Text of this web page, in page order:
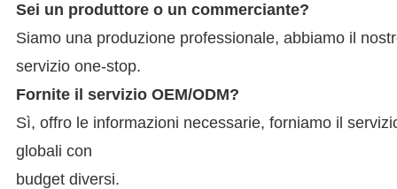
Sei un produttore o un commerciante?
Siamo una produzione professionale, abbiamo il
servizio one-stop.
Fornite il servizio OEM/ODM?
Sì, offro le informazioni necessarie, forniamo il
globali con
budget diversi.